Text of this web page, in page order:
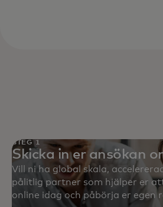
STEG 1
Skicka in er ansökan
Vill ni ha global skala,
pålitlig partner som hjälper er
online idag och påbörja er egen